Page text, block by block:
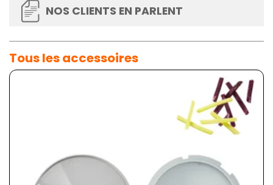
NOS CLIENTS EN PARLENT
Tous les accessoires